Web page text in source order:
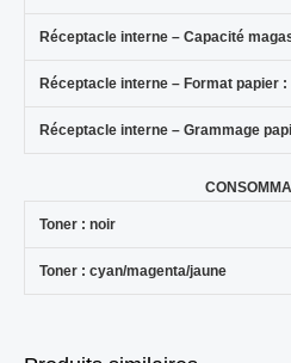
Réceptacle interne – Capacité
Réceptacle interne – Format papier :
Réceptacle interne – Grammage
Toner : noir
Toner : cyan/magenta/jaune